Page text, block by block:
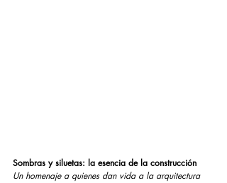
Sombras y siluetas: la esencia de la construcción
Un homenaje a quienes dan vida a la arquitectura